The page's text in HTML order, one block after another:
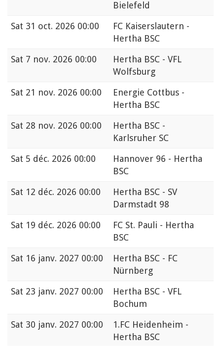
Bielefeld
Sat 31 oct. 2026 00:00
FC Kaiserslautern -
Hertha BSC
Sat 7 nov. 2026 00:00
Hertha BSC - VFL
Wolfsburg
Sat 21 nov. 2026 00:00
Energie Cottbus -
Hertha BSC
Sat 28 nov. 2026 00:00
Hertha BSC -
Karlsruher SC
Sat 5 déc. 2026 00:00
Hannover 96 - Hertha
BSC
Sat 12 déc. 2026 00:00
Hertha BSC - SV
Darmstadt 98
Sat 19 déc. 2026 00:00
FC St. Pauli - Hertha
BSC
Sat 16 janv. 2027 00:00
Hertha BSC - FC
Nürnberg
Sat 23 janv. 2027 00:00
Hertha BSC - VFL
Bochum
Sat 30 janv. 2027 00:00
1.FC Heidenheim -
Hertha BSC